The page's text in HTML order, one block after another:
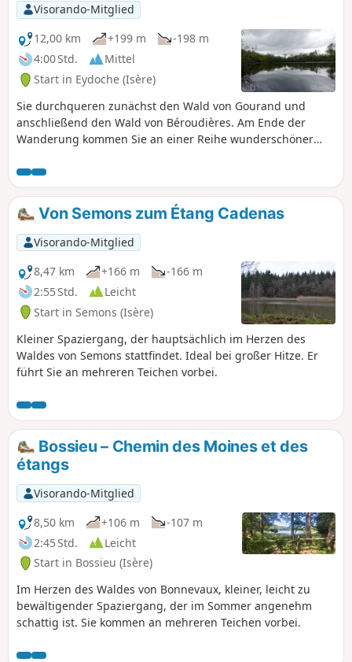
Visorando-Mitglied
12,00 km
+199 m
-198 m
4:00 Std.
Mittel
Start in Eydoche (Isère)
Sie durchqueren zunächst den Wald von Gourand und
anschließend den Wald von Béroudières. Am Ende der
Wanderung kommen Sie an einer Reihe wunderschöner
Ausblicke auf die umliegenden Gipfel.
Von Semons zum Étang Cadenas
Visorando-Mitglied
8,47 km
+166 m
-166 m
2:55 Std.
Leicht
Start in Semons (Isère)
Kleiner Spaziergang, der hauptsächlich im Herzen des
Waldes von Semons stattfindet. Ideal bei großer Hitze. Er
führt Sie an mehreren Teichen vorbei.
Bossieu – Chemin des Moines et des
étangs
Visorando-Mitglied
8,50 km
+106 m
-107 m
2:45 Std.
Leicht
Start in Bossieu (Isère)
Im Herzen des Waldes von Bonnevaux, kleiner, leicht zu
bewältigender Spaziergang, der im Sommer angenehm
schattig ist. Sie kommen an mehreren Teichen vorbei.